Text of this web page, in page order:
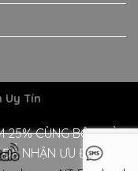
Uy Tín
25% CÙNG BỘ QUÀ
ĐỂ NHẬN ƯU ĐÃI!!